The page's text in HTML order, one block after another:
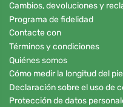
Cambios, devoluciones y
Programa de fidelidad
Contacte con
Términos y condiciones
Quiénes somos
Cómo medir la longitud del pie
Declaración sobre el uso de
Protección de datos